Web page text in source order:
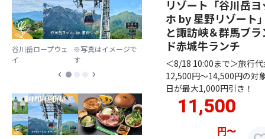
谷川岳ロープウェ
イ
※写真はイメージで
す
chevron_left chevron_right
リゾート「谷川岳ヨ
ホ by 星野リゾート
と諏訪峡＆群馬ブラ
ド赤城牛ランチ
＜8/18 10:00まで＞旅行代
12,500円～14,500円の対
日が最大1,000円引き！
11,500
円〜